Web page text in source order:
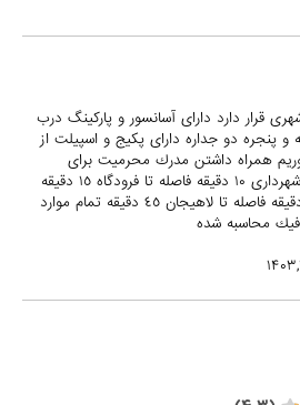
قرار دارد داراى آسانسور و پاركينگ درب
پنجره دو جداره داراى پكيج و اسپيلت از
همراه داشتن مدرك محرميت براى
زوجين الزامى است فاصله تا شهردارى ١٠ دقيقه فاصله تا فرودگاه ١٥ دقيقه
فاصله تا ريل قطار و دريا ٣٠ دقيقه فاصله تا لاهيجان ٤٥ دقيقه تمام موارد
محاسبه شده